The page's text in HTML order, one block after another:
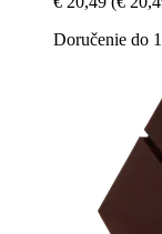
Doručenie do